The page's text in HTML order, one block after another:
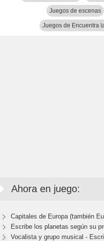
Juegos de escenas
Juegos de Encuentra
Ahora en juego:
Capitales de Europa (también
Escribe los planetas según su
Vocalista y grupo musical -